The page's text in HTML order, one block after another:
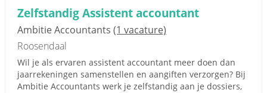
Zelfstandig Assistent accountant
Ambitie Accountants (1 vacature)
Roosendaal
Wil je als ervaren assistent accountant meer doen dan
jaarrekeningen samenstellen en aangiften verzorgen? Bij
Ambitie Accountants werk je zelfstandig aan je dossiers,